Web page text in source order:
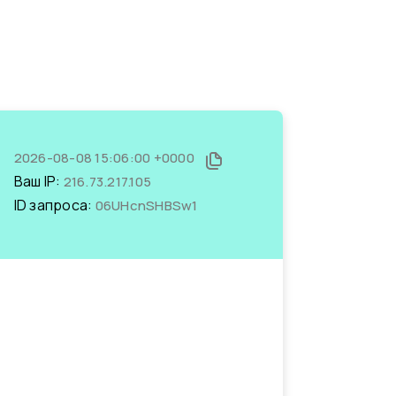
2026-08-08 15:06:00 +0000
Ваш IP: 216.73.217.105
ID запроса: 06UHcnSHBSw1